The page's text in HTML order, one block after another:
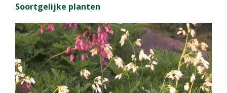
Soortgelijke planten